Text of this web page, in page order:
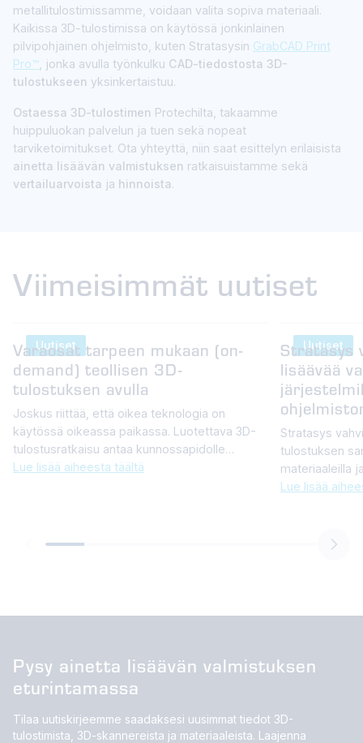
metallitulostimissamme, voidaan valita sopiva materiaali.
Kaikissa 3D-tulostimissa on käytössä jonkinlainen
pilvipohjainen ohjelmisto, kuten Stratasysin GrabCAD Print
Pro™ , jonka avulla työnkulku CAD-tiedostosta 3D-
tulostukseen yksinkertaistuu.
Ostaessa 3D-tulostimen Protechilta, takaamme
huippuluokan palvelun ja tuen sekä nopeat
tarviketoimitukset. Ota yhteyttä, niin saat esittelyn erilaisista
ainetta lisäävän valmistuksen ratkaisuistamme sekä
vertailuarvoista ja hinnoista.
Viimeisimmät uutiset
Uutiset
Varaosat tarpeen mukaan (on-
demand) teollisen 3D-
tulostuksen avulla
Joskus riittää, että oikea teknologia on
käytössä oikeassa paikassa. Luotettava 3D-
tulostusratkaisu antaa kunnossapidolle
selkeän etumatkan – lyhyemmät seisokit,
Lue lisää aiheesta täältä
Uutiset
Stratasys
lisäävää
Stratasys
tulostuksen
materiaaleilla
nopeuttavat
Lue lisää
Pysy ainetta lisäävän valmistuksen
eturintamassa
Tilaa uutiskirjeemme saadaksesi uusimmat tiedot 3D-
tulostimista, 3D-skannereista ja materiaaleista. Laajenna